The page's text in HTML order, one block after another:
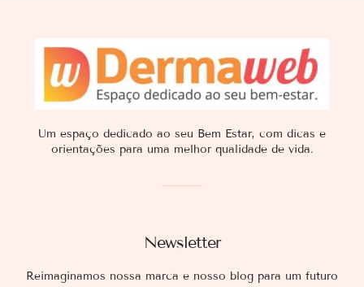
Newsletter
Reimaginamos nossa marca e nosso blog para um futuro
Um espaço dedicado ao seu Bem Estar, com dicas e
orientações para uma melhor qualidade de vida.